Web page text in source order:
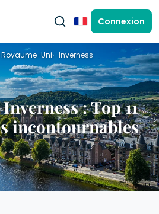
FrançaisConnexion
Royaume-Uni Inverness
: Top 11
incontournables